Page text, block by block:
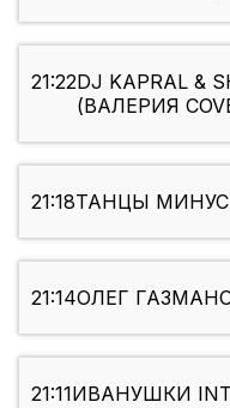
21:22DJ KAPRAL &
(ВАЛЕРИЯ
21:18ТАНЦЫ
21:14ОЛЕГ
21:11ИВАНУШКИ